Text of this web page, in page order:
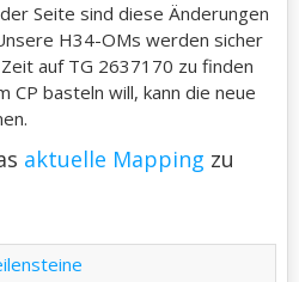
Seite sind diese Änderungen
H34-OMs werden sicher
auf TG 2637170 zu finden
CP basteln will, kann die neue
aktuelle Mapping zu